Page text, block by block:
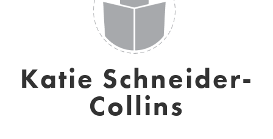
Katie Schneider-
Collins